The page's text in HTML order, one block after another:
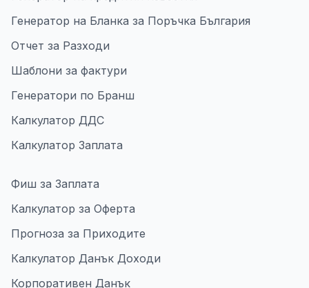
Генератор на Бланка за Поръчка България
Отчет за Разходи
Шаблони за фактури
Генератори по Бранш
Калкулатор ДДС
Калкулатор Заплата
Фиш за Заплата
Калкулатор за Оферта
Прогноза за Приходите
Калкулатор Данък Доходи
Корпоративен Данък